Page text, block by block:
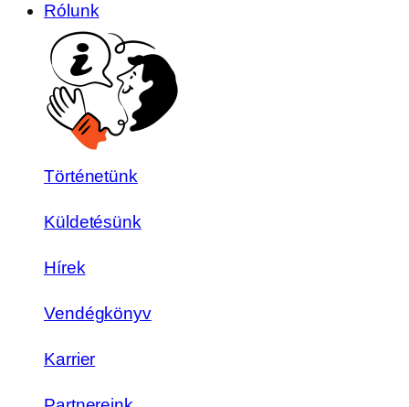
Rólunk
Történetünk
Küldetésünk
Hírek
Vendégkönyv
Karrier